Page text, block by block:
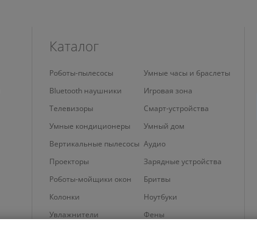
Каталог
Роботы-пылесосы
Bluetooth наушники
Телевизоры
Умные кондиционеры
Вертикальные пылесосы
Проекторы
Роботы-мойщики окон
Колонки
Увлажнители
Умные часы и браслеты
Игровая зона
Смарт-устройства
Умный дом
Аудио
Зарядные устройства
Бритвы
Ноутбуки
Фены